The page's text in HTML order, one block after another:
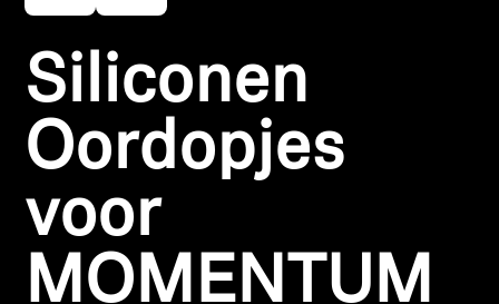
TV-koptelefoons voor gehoorondersteuning
Gehoorbronnen
Originele gehooronderdelengehoor en accessoires
Soundbars
Siliconen
Oordopjes
voor
MOMENTUM